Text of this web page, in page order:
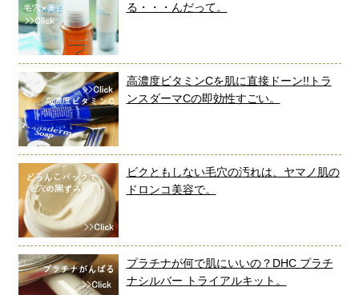
る・・・んだって。
高濃度ビタミンCを肌に直接ドーン!!トラ
ンスダーマCの即効性すごい。
ビクともしない毛穴の汚れは、ヤマノ肌の
ドロンコ美容で。
プラチナが何で肌にいいの？DHC プラチ
ナシルバー トライアルキット。